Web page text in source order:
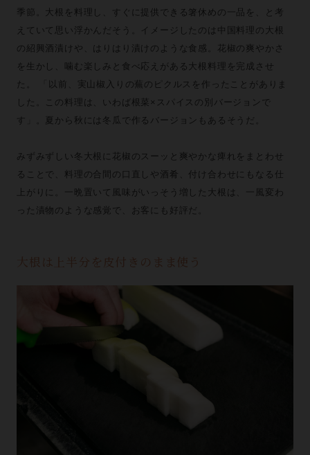
季節。大根を料理し、すぐに提供できる箸休めの一品を、と考
えていて思い浮かんだそう。イメージしたのは中国料理の大根
の紹興酒漬けや、はりはり漬けのような食感。花椒の爽やかさ
を生かし、噛む楽しみと食べ応えがある大根料理を完成させ
た。 「以前、実山椒入りの蕪のピクルスを作ったことがありま
した。この料理は、いわば根菜×スパイスの別バージョンで
す」。夏から秋には冬瓜で作るバージョンもあるそうだ。
みずみずしい冬大根に花椒のスーッと爽やかな痺れをまとわせ
ることで、料理の合間の口直しや酒肴、付け合わせにもなる仕
上がりに。一晩置いて風味がいっそう増した大根は、一風変わ
った漬物のような感覚で、お客にも好評だ。
大根は上半分を皮付きのまま使う